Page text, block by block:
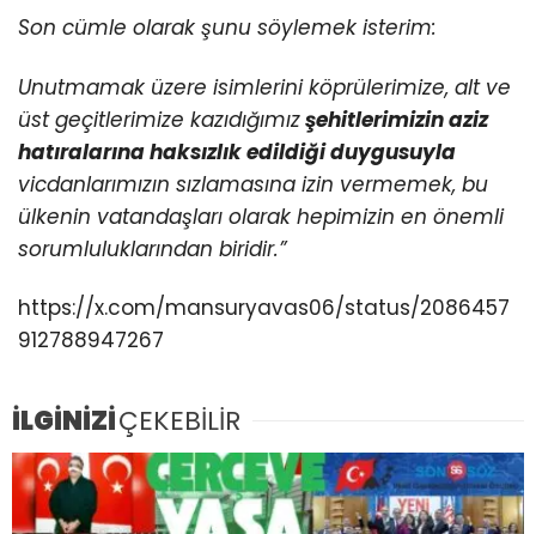
Son cümle olarak şunu söylemek isterim:
Unutmamak üzere isimlerini köprülerimize, alt ve
üst geçitlerimize kazıdığımızşehitlerimizin aziz
hatıralarına haksızlık edildiği duygusuyla
vicdanlarımızın sızlamasına izin vermemek, bu
ülkenin vatandaşları olarak hepimizin en önemli
sorumluluklarından biridir.”
https://x.com/mansuryavas06/status/2086457
912788947267
İLGİNİZİÇEKEBİLİR